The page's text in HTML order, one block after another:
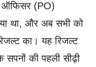
ऑफिसर (PO)
था, और अब सभी को
का। यह रिजल्ट
की पहली सीढ़ी